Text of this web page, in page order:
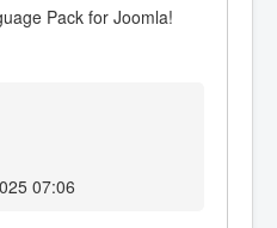
Pack for Joomla!
07:06